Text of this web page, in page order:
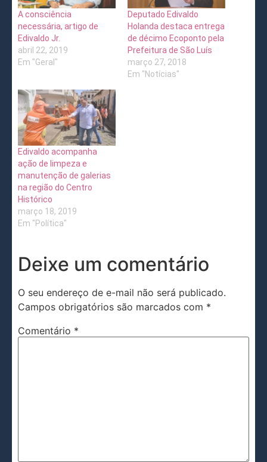
A consciência
necessária, artigo de
Edivaldo Jr.
abril 22, 2019
Em "Geral"
Deputado Edivaldo
Holanda destaca entrega
de décimo Ecoponto pela
Prefeitura de São Luís
março 27, 2018
Em "Notícias"
Edivaldo acompanha
ação de limpeza e
manutenção de galerias
na região do Centro
Histórico
março 18, 2019
Em "Política"
Deixe um comentário
O seu endereço de e-mail não será publicado.
Campos obrigatórios são marcados com *
Comentário *